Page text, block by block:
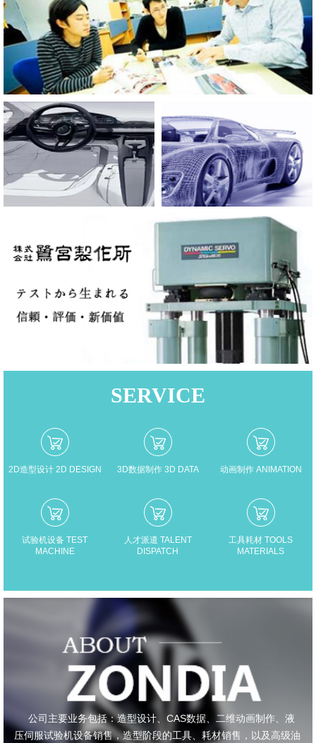
SERVICE
2D造型设计 2D DESIGN 3D数据制作 3D DATA 动画制作 ANIMATION
试验机设备 TEST
MACHINE
人才派遣 TALENT
DISPATCH
工具耗材 TOOLS
MATERIALS
公司主要业务包括：造型设计、CAS数据、二维动画制作、液
压伺服试验机设备销售，造型阶段的工具、耗材销售，以及高级油